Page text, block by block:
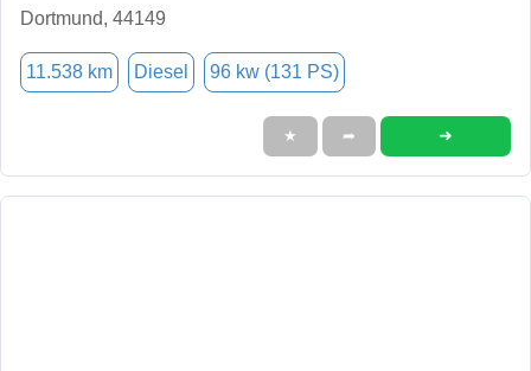
Dortmund, 44149
11.538 km Diesel 96 kw (131 PS)
★ ➦ ➜